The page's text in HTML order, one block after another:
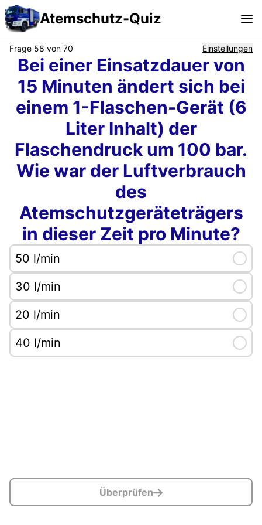
Frage 58 von 70 Einstellungen
Bei einer Einsatzdauer von
15 Minuten ändert sich bei
einem 1-Flaschen-Gerät (6
Liter Inhalt) der
Flaschendruck um 100 bar.
Wie war der Luftverbrauch
des
Atemschutzgeräteträgers
in dieser Zeit pro Minute?
50 l/min
30 l/min
20 l/min
40 l/min
Überprüfen
Sehmer
|
15:18